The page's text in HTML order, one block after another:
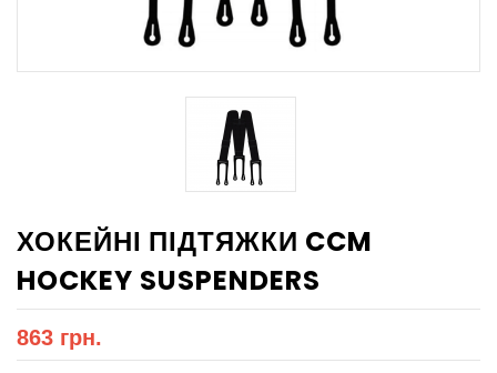
ХОКЕЙНІ ПІДТЯЖКИ CCM
HOCKEY SUSPENDERS
863 грн.